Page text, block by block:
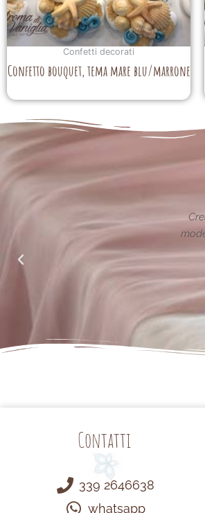
Confetti decorati
Confetto bouquet, tema mare blu/marrone
reinterpretata in chiave
alle richieste di noi mamme.
Contatti
339 2646638
whatsapp